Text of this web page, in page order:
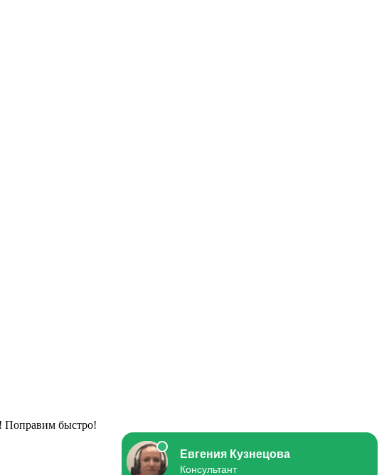
Поправим быстро!